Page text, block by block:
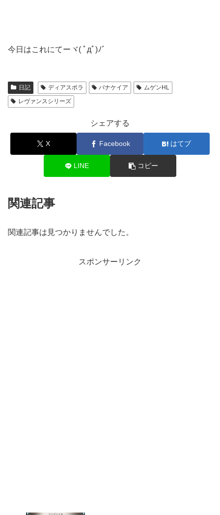
今日はこれにてーヾ( ﾟдﾟ)ﾉ゛
日記 ディアスポラ パナケイア
ムゲンHL
レヴァンスシリーズ
シェアする
X Facebook はてブ
LINE コピー
関連記事
関連記事は見つかりませんでした。
スポンサーリンク